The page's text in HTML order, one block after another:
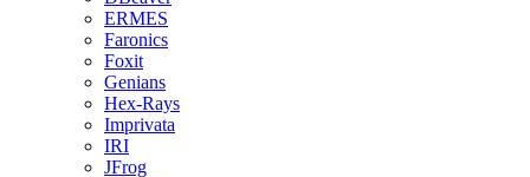
ERMES
Faronics
Foxit
Genians
Hex-Rays
Imprivata
IRI
JFrog